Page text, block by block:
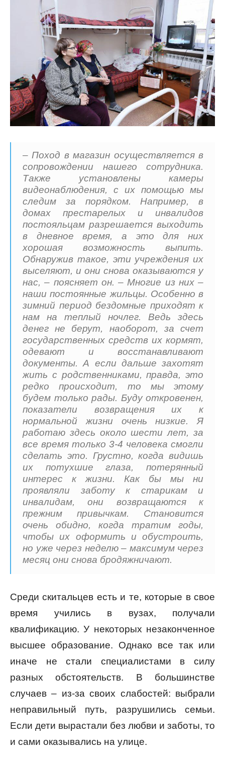
– Поход в магазин осуществляется в
сопровождении нашего сотрудника.
Также установлены камеры
видеонаблюдения, с их помощью мы
следим за порядком. Например, в
домах престарелых и инвалидов
постояльцам разрешается выходить
в дневное время, а это для них
хорошая возможность выпить.
Обнаружив такое, эти учреждения их
выселяют, и они снова оказываются у
нас, – поясняет он. – Многие из них –
наши постоянные жильцы. Особенно в
зимний период бездомные приходят к
нам на теплый ночлег. Ведь здесь
денег не берут, наоборот, за счет
государственных средств их кормят,
одевают и восстанавливают
документы. А если дальше захотят
жить с родственниками, правда, это
редко происходит, то мы этому
будем только рады. Буду откровенен,
показатели возвращения их к
нормальной жизни очень низкие. Я
работаю здесь около шести лет, за
все время только 3-4 человека смогли
сделать это. Грустно, когда видишь
их потухшие глаза, потерянный
интерес к жизни. Как бы мы ни
проявляли заботу к старикам и
инвалидам, они возвращаются к
прежним привычкам. Становится
очень обидно, когда тратим годы,
чтобы их оформить и обустроить,
но уже через неделю – максимум через
месяц они снова бродяжничают.
Среди скитальцев есть и те, которые в свое
время учились в вузах, получали
квалификацию. У некоторых незаконченное
высшее образование. Однако все так или
иначе не стали специалистами в силу
разных обстоятельств. В большинстве
случаев – из-за своих слабостей: выбрали
неправильный путь, разрушились семьи.
Если дети вырастали без любви и заботы, то
и сами оказывались на улице.